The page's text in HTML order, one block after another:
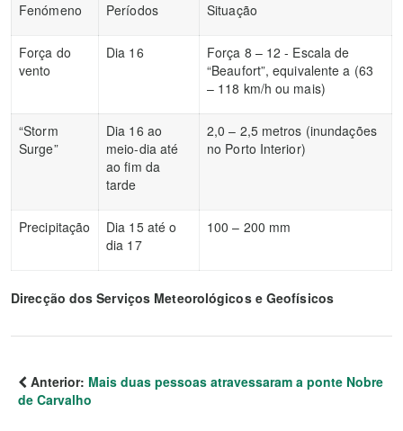
Fenómeno
Períodos Situação
Força do
vento
Dia 16
Força 8 – 12 - Escala de
“Beaufort”, equivalente a (63
– 118 km/h ou mais)
“Storm
Surge”
Dia 16 ao
meio-dia até
ao fim da
tarde
2,0 – 2,5 metros (inundações
no Porto Interior)
Precipitação
Dia 15 até o
dia 17
100 – 200 mm
Direcção dos Serviços Meteorológicos e Geofísicos
Anterior: Mais duas pessoas atravessaram a ponte Nobre
de Carvalho